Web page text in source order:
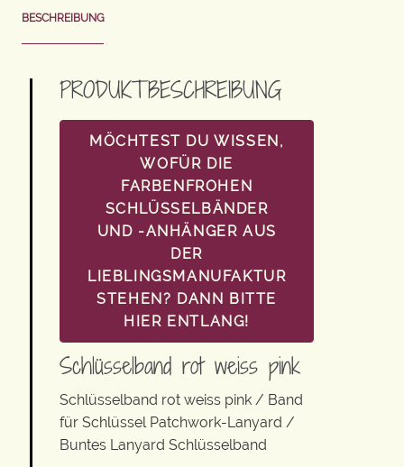
BESCHREIBUNG
PRODUKTBESCHREIBUNG
MÖCHTEST DU WISSEN,
WOFÜR DIE
FARBENFROHEN
SCHLÜSSELBÄNDER
UND -ANHÄNGER AUS
DER
LIEBLINGSMANUFAKTUR
STEHEN? DANN BITTE
HIER ENTLANG!
Schlüsselband rot weiss pink
Schlüsselband rot weiss pink / Band
für Schlüssel Patchwork-Lanyard /
Buntes Lanyard Schlüsselband